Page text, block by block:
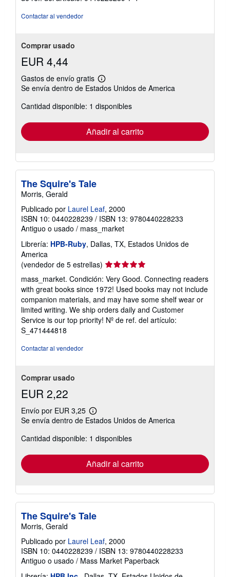
estrellas
Contactar al vendedor
Comprar usado
EUR 4,44
Gastos de envío gratis
Más
información
las
tarifas
envío
Se envía dentro de Estados Unidos de America
Cantidad disponible: 1 disponibles
Añadir al carrito
The Squire's Tale
Morris, Gerald
Publicado por Laurel Leaf, 2000
ISBN 10: 0440228239 / ISBN 13: 9780440228233
Antiguo o usado / mass_market
Librería: HPB-Ruby, Dallas, TX, Estados Unidos de
America
(vendedor de 5 estrellas) Calificación
del
vendedor:
5
de
5
estrellas
mass_market. Condición: Very Good. Connecting readers
with great books since 1972! Used books may not include
companion materials, and may have some shelf wear or
limited writing. We ship orders daily and Customer
Service is our top priority! Nº de ref. del artículo:
S_471444818
Contactar al vendedor
Comprar usado
EUR 2,22
Envío por EUR 3,25
Más
información
las
tarifas
envío
Se envía dentro de Estados Unidos de America
Cantidad disponible: 1 disponibles
Añadir al carrito
The Squire's Tale
Morris, Gerald
Publicado por Laurel Leaf, 2000
ISBN 10: 0440228239 / ISBN 13: 9780440228233
Antiguo o usado / Mass Market Paperback